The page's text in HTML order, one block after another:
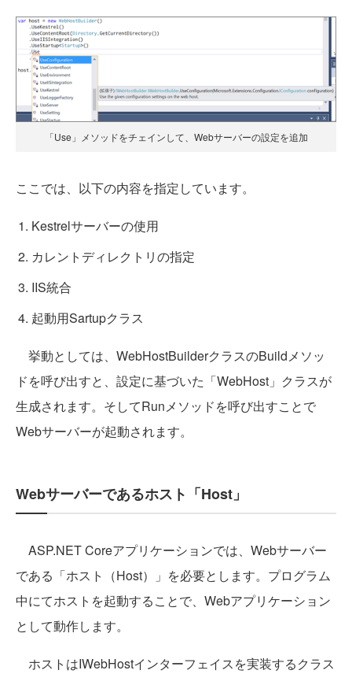
「Use」メソッドをチェインして、Webサーバーの設定を追加
ここでは、以下の内容を指定しています。
Kestrelサーバーの使用
カレントディレクトリの指定
IIS統合
起動用Sartupクラス
挙動としては、WebHostBuilderクラスのBuildメソッ
ドを呼び出すと、設定に基づいた「WebHost」クラスが
生成されます。そしてRunメソッドを呼び出すことで
Webサーバーが起動されます。
Webサーバーであるホスト「Host」
ASP.NET Coreアプリケーションでは、Webサーバー
である「ホスト（Host）」を必要とします。プログラム
中にてホストを起動することで、Webアプリケーション
として動作します。
ホストはIWebHostインターフェイスを実装するクラス